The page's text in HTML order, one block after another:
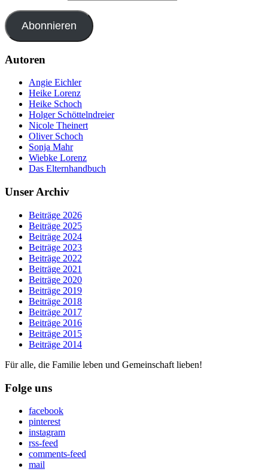
Abonnieren
Autoren
Angie Eichler
Heike Lorenz
Heike Schoch
Holger Schöttelndreier
Nicole Theinert
Oliver Schoch
Sonja Mahr
Wiebke Lorenz
Das Elternhandbuch
Unser Archiv
Beiträge 2026
Beiträge 2025
Beiträge 2024
Beiträge 2023
Beiträge 2022
Beiträge 2021
Beiträge 2020
Beiträge 2019
Beiträge 2018
Beiträge 2017
Beiträge 2016
Beiträge 2015
Beiträge 2014
Für alle, die Familie leben und Gemeinschaft lieben!
Folge uns
facebook
pinterest
instagram
rss-feed
comments-feed
mail